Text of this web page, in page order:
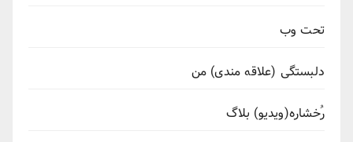
تحت وب
دلبستگی (علاقه مندی) من
رُخشاره(ویدیو) بلاگ